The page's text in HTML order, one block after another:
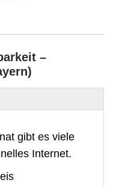
–
gibt es viele
Internet.